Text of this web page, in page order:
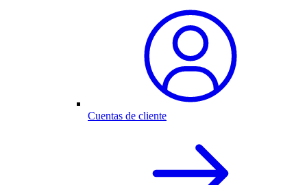
Cuentas de cliente